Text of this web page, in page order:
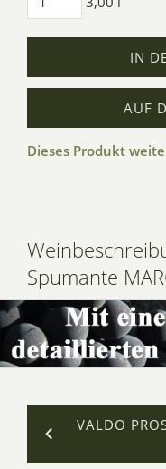
IN
AUF
Dieses Produkt
Spumante
VALDO